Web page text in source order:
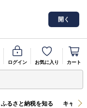
開く
ログイン お気に入り カート
ふるさと納税を知る キャン